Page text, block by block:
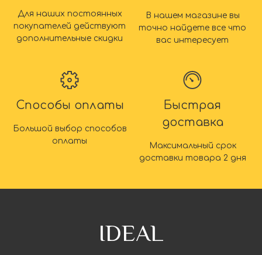
Для наших постоянных
покупателей действуют
дополнительные скидки
В нашем магазине вы
точно найдете все что
вас интересует
Способы оплаты
Большой выбор способов
оплаты
Быстрая
доставка
Максимальный срок
доставки товара 2 дня
IDEAL